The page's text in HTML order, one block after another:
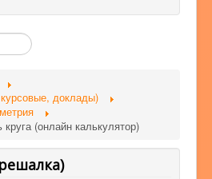
доклады)
(онлайн калькулятор)